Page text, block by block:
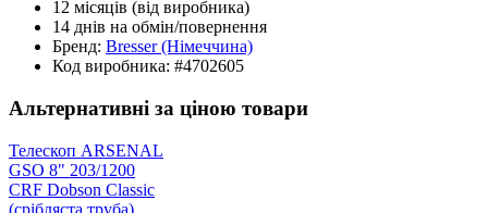
12 місяців (від виробника)
14 днів на обмін/повернення
Бренд: Bresser(Німеччина)
Код виробника: #4702605
Альтернативні за ціною товари
Телескоп ARSENAL
GSO 8" 203/1200
CRF Dobson Classic
(срібляста труба)